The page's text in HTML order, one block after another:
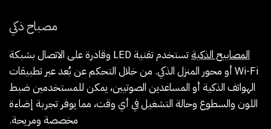
مصباح ذكي
المصابيح الذكية
تستخدم تقنية LED وقادرة على الاتصال بشبكة
Wi-Fi أو محور المنزل الذكي. من خلال التحكم عن بُعد عبر تطبيقات
الهواتف الذكية أو المساعدين الصوتيين، يمكن للمستخدمين ضبط
اللون والسطوع وحالة التشغيل في أي وقت، مما يوفر تجربة إضاءة
مخصصة ومريحة.